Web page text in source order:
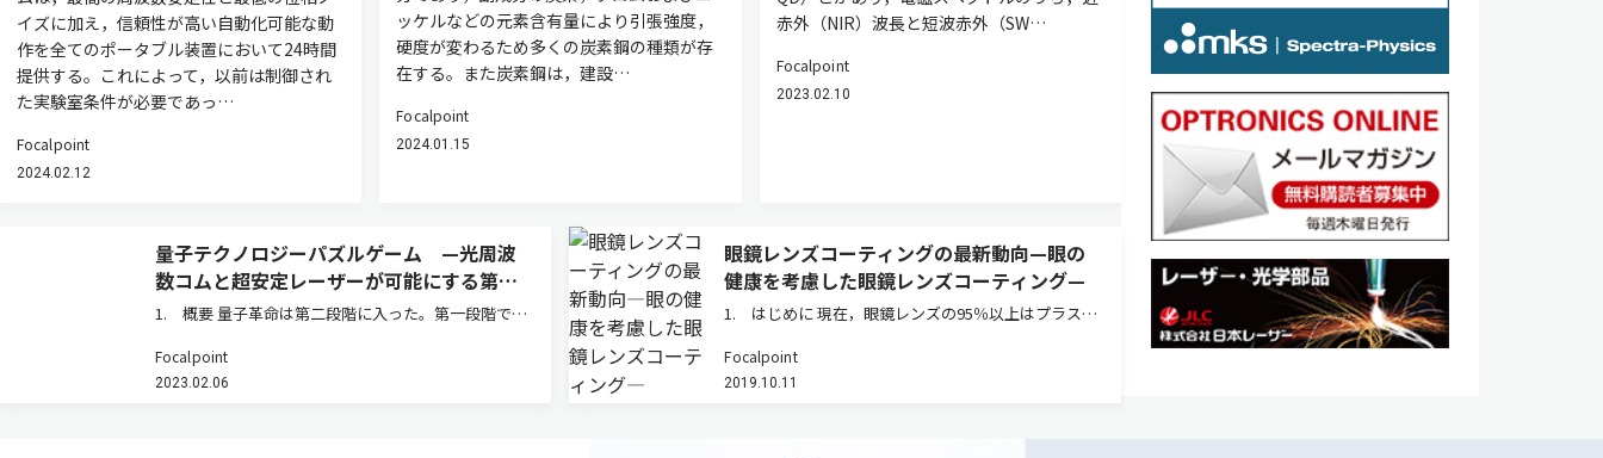
イズに加え，信頼性が高い自動化可能な動
作を全てのポータブル装置において24時間
提供する。これによって，以前は制御され
た実験室条件が必要であっ…
Focalpoint
2024.02.12
ッケルなどの元素含有量により引張強度，
硬度が変わるため多くの炭素鋼の種類が存
在する。また炭素鋼は，建設…
Focalpoint
2024.01.15
赤外（NIR）波長と短波赤外（SW…
Focalpoint
2023.02.10
量子テクノロジーパズルゲーム —光周波
数コムと超安定レーザーが可能にする第二
の量子革命—
1. 概要 量子革命は第二段階に入った。第一段階で
ション技術などの新技術がもたらされたが，現在で
は，通信，計算，シミュレーション，あるいはセンシ
Focalpoint
2023.02.06
眼鏡レンズコーティングの最新動向—眼の
健康を考慮した眼鏡レンズコーティング—
1. はじめに 現在，眼鏡レンズの95％以上はプラスチ
れにくい，加工し易いなど，メリットは豊富にある
が，キズや熱に対する耐性はガラス素材よりも劣る。
Focalpoint
2019.10.11